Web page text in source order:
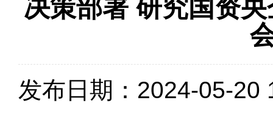
决策部署 研究国资
发布日期：2024-05-20